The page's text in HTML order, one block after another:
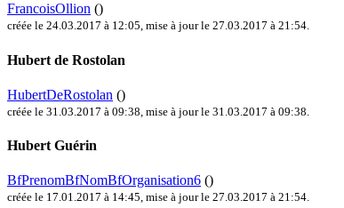
FrancoisOllion ()
créée le 24.03.2017 à 12:05, mise à jour le 27.03.2017 à 21:54.
Hubert de Rostolan
HubertDeRostolan ()
créée le 31.03.2017 à 09:38 mise à jour le 31.03.2017 à 09:38
Hubert Guérin
BfPrenomBfNomBfOrganisation6 ()
créée le 17.01.2017 à 14:45, mise à jour le 27.03.2017 à 21:54.